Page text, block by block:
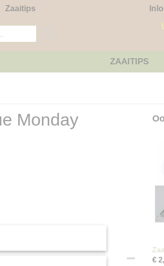
Zaaitips
ZAAITIPS
Monday
€